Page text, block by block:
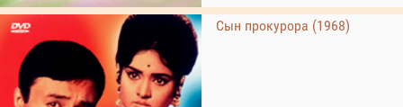
Сын прокурора (1968)